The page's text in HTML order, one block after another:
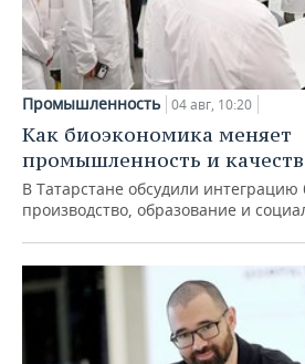
Промышленность 04 авг, 10:20
Как биоэкономика меняет
промышленность и
В Татарстане обсудили интеграцию
производство, образование и